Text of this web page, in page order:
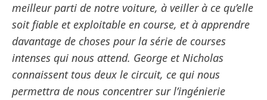
meilleur parti de notre voiture, à veiller à ce qu’elle
soit fiable et exploitable en course, et à apprendre
davantage de choses pour la série de courses
intenses qui nous attend. George et Nicholas
connaissent tous deux le circuit, ce qui nous
permettra de nous concentrer sur l’ingénierie